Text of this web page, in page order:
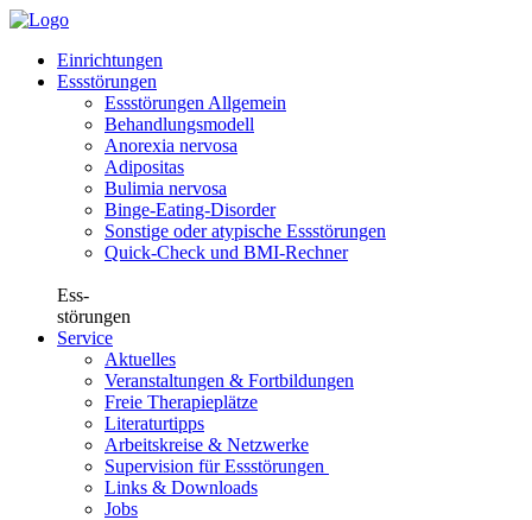
Einrichtungen
Essstörungen
Essstörungen Allgemein
Behandlungsmodell
Anorexia nervosa
Adipositas
Bulimia nervosa
Binge-Eating-Disorder
Sonstige oder atypische Essstörungen
Quick-Check und BMI-Rechner
Ess-
störungen
Service
Aktuelles
Veranstaltungen & Fortbildungen
Freie Therapieplätze
Literaturtipps
Arbeitskreise & Netzwerke
Supervision für Essstörungen
Links & Downloads
Jobs